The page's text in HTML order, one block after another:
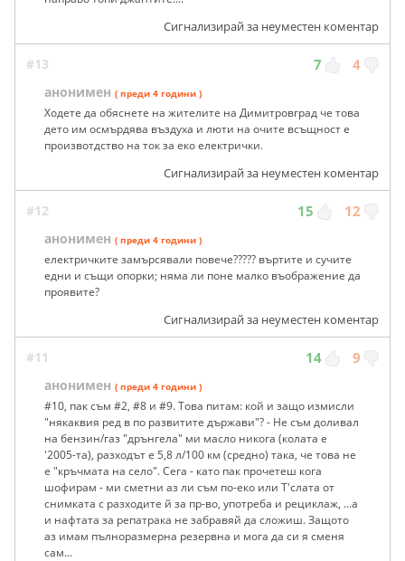
Сигнализирай за неуместен коментар
#13 7 4
анонимен ( преди 4 години )
Ходете да обяснете на жителите на Димитровград че това
дето им осмърдява въздуха и люти на очите всъщност е
произвотдство на ток за еко електрички.
Сигнализирай за неуместен коментар
#12 15 12
анонимен ( преди 4 години )
електричките замърсявали повече????? въртите и сучите
едни и същи опорки; няма ли поне малко въображение да
проявите?
Сигнализирай за неуместен коментар
#11 14 9
анонимен ( преди 4 години )
#10, пак съм #2, #8 и #9. Това питам: кой и защо измисли
"някаквия ред в по развитите държави"? - Не съм доливал
на бензин/газ "дрънгела" ми масло никога (колата е
'2005-та), разходът е 5,8 л/100 км (средно) така, че това не
е "кръчмата на село". Сега - като пак прочетеш кога
шофирам - ми сметни аз ли съм по-еко или Т'слата от
снимката с разходите й за пр-во, употреба и рециклаж, ...а
и нафтата за репатрака не забравяй да сложиш. Защото
аз имам пълноразмерна резервна и мога да си я сменя
сам...